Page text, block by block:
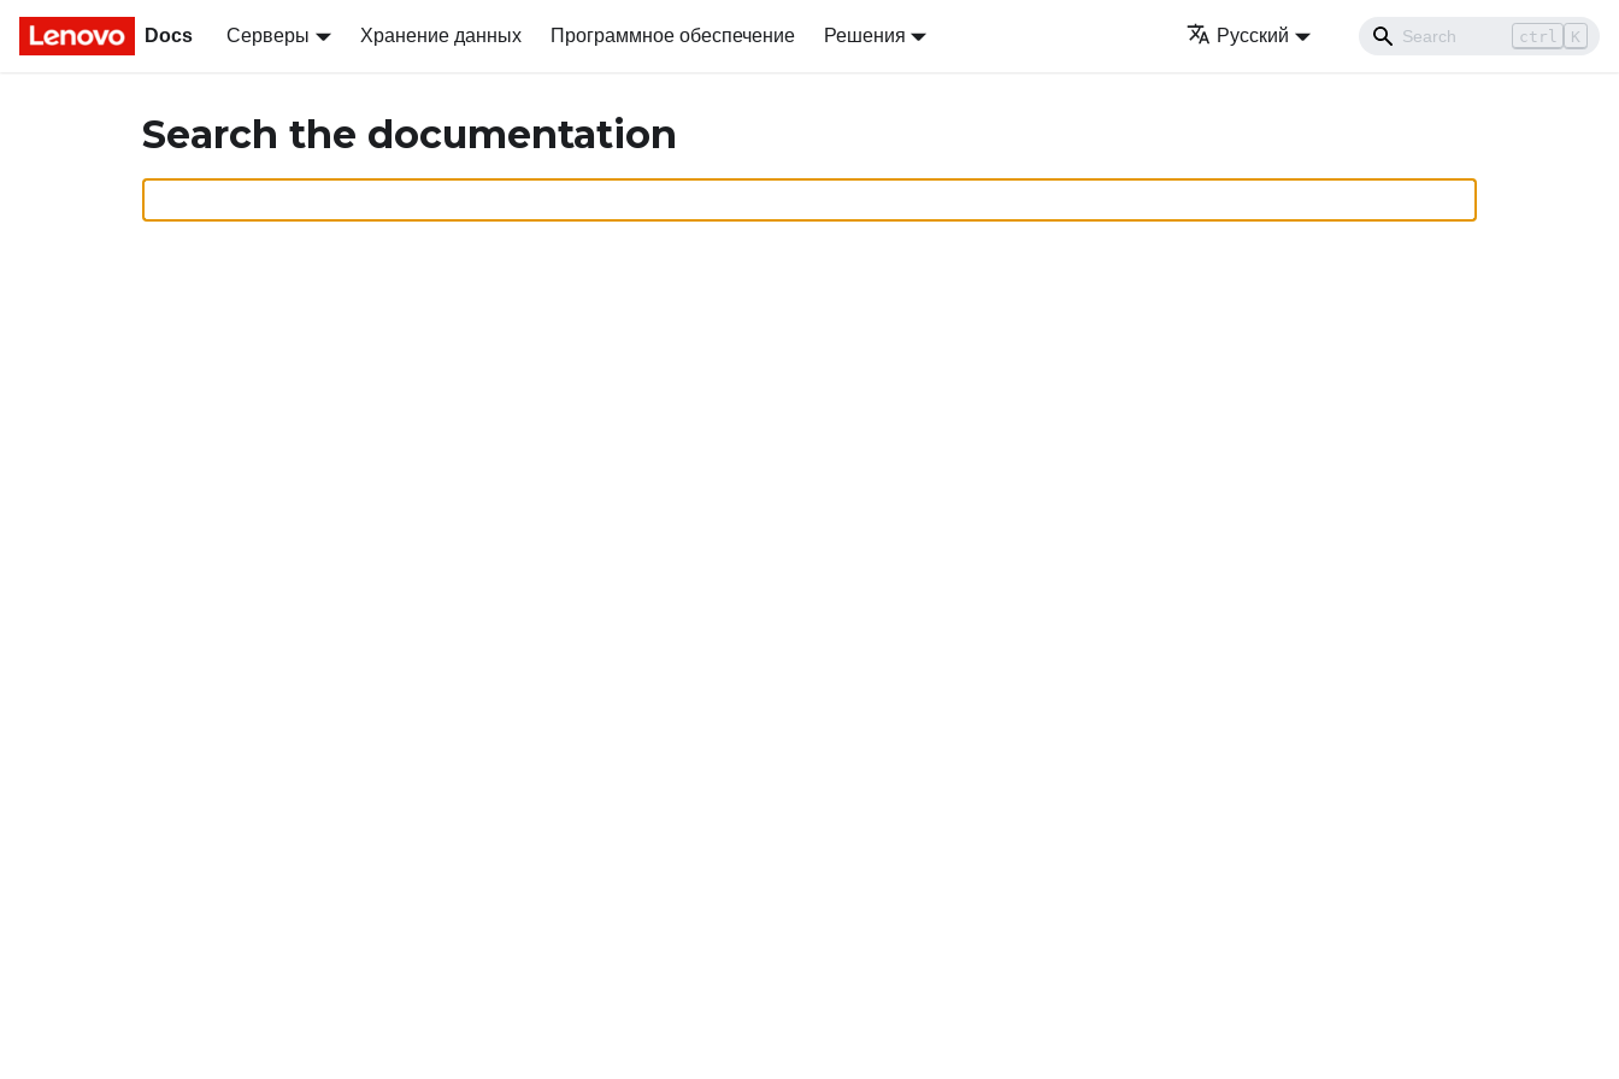
Docs Серверы Хранение данных Программное обеспечение Решения Русский ctrl K
Search the documentation